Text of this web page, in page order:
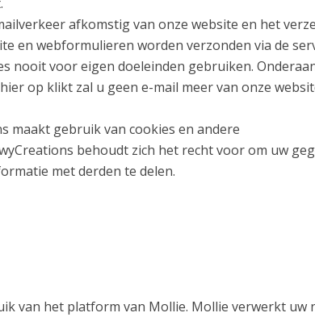
afkomstig van onze website en het
en webformulieren worden verzonden via de
nooit voor eigen doeleinden gebruiken.
op klikt zal u geen e-mail meer van onze
maakt gebruik van cookies en andere
behoudt zich het recht voor om uw
met derden te delen.
van het platform van Mollie. Mollie verwerkt uw